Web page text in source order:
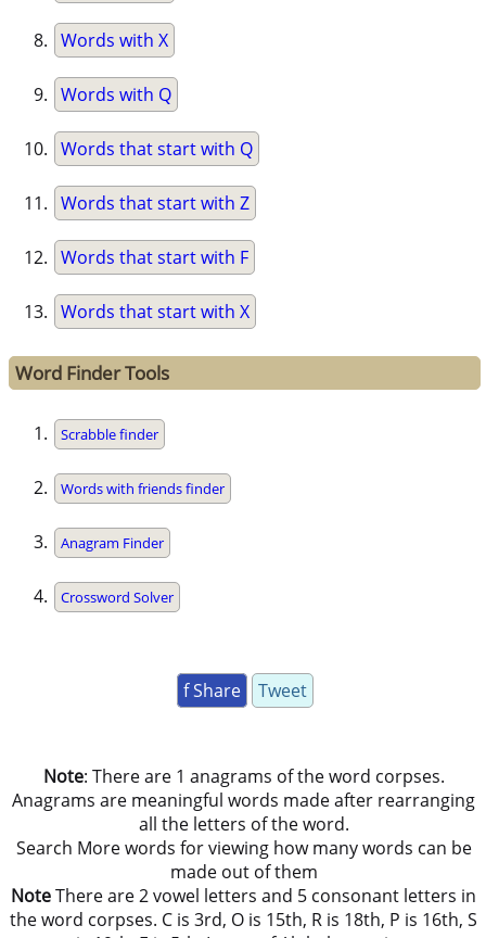
Words with X
Words with Q
Words that start with Q
Words that start with Z
Words that start with F
Words that start with X
Word Finder Tools
Scrabble finder
Words with friends finder
Anagram Finder
Crossword Solver
f Share Tweet
Note: There are 1 anagrams of the word corpses.
Anagrams are meaningful words made after rearranging
all the letters of the word.
Search More words for viewing how many words can be
made out of them
NoteThere are 2 vowel letters and 5 consonant letters in
the word corpses. C is 3rd, O is 15th, R is 18th, P is 16th, S